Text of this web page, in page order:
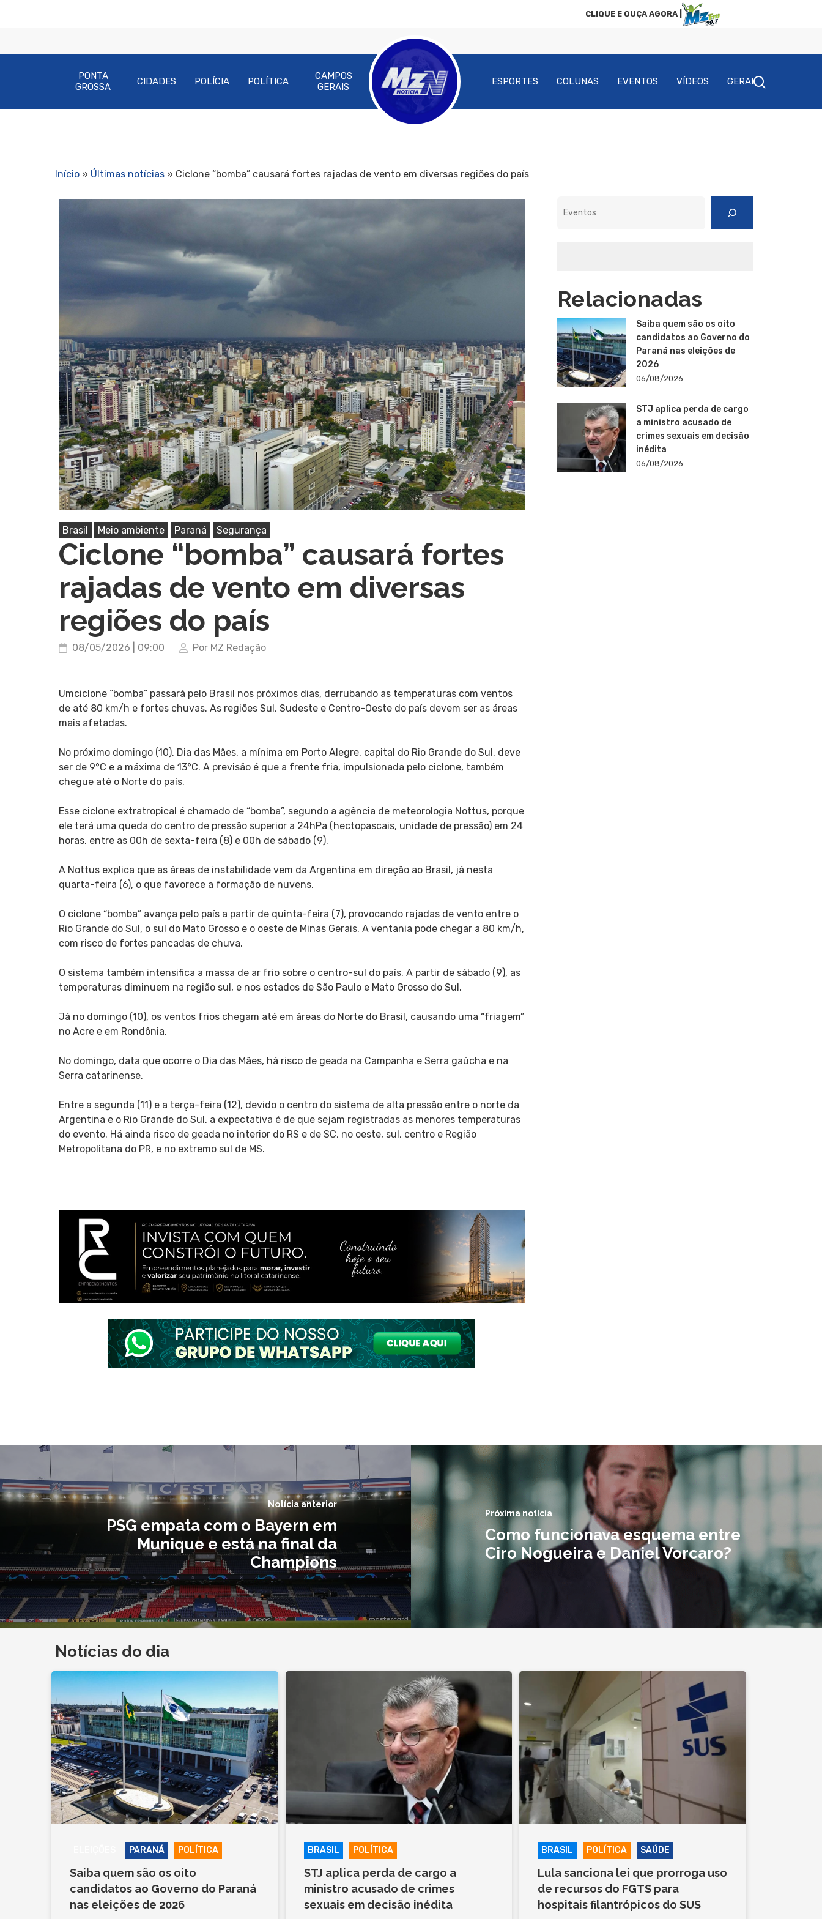
CLIQUE E OUÇA AGORA |
Pressione Enter para pesquisar ou ESC para fechar
PONTA
GROSSA
CIDADES POLÍCIA POLÍTICA
CAMPOS
GERAIS
ESPORTES COLUNAS EVENTOS VÍDEOS GERAL
Início » Últimas notícias » Ciclone “bomba” causará fortes rajadas de vento em diversas regiões do país
Brasil Meio ambiente Paraná Segurança
Ciclone “bomba” causará fortes
rajadas de vento em diversas
regiões do país
08/05/2026 | 09:00 Por MZ Redação
Umciclone “bomba” passará pelo Brasil nos próximos dias, derrubando as temperaturas com ventos
de até 80 km/h e fortes chuvas. As regiões Sul, Sudeste e Centro-Oeste do país devem ser as áreas
mais afetadas.
No próximo domingo (10), Dia das Mães, a mínima em Porto Alegre, capital do Rio Grande do Sul, deve
ser de 9°C e a máxima de 13°C. A previsão é que a frente fria, impulsionada pelo ciclone, também
chegue até o Norte do país.
Esse ciclone extratropical é chamado de “bomba”, segundo a agência de meteorologia Nottus, porque
ele terá uma queda do centro de pressão superior a 24hPa (hectopascais, unidade de pressão) em 24
horas, entre as 00h de sexta-feira (8) e 00h de sábado (9).
A Nottus explica que as áreas de instabilidade vem da Argentina em direção ao Brasil, já nesta
quarta-feira (6), o que favorece a formação de nuvens.
O ciclone “bomba” avança pelo país a partir de quinta-feira (7), provocando rajadas de vento entre o
Rio Grande do Sul, o sul do Mato Grosso e o oeste de Minas Gerais. A ventania pode chegar a 80 km/h,
com risco de fortes pancadas de chuva.
O sistema também intensifica a massa de ar frio sobre o centro-sul do país. A partir de sábado (9), as
temperaturas diminuem na região sul, e nos estados de São Paulo e Mato Grosso do Sul.
Já no domingo (10), os ventos frios chegam até em áreas do Norte do Brasil, causando uma “friagem”
no Acre e em Rondônia.
No domingo, data que ocorre o Dia das Mães, há risco de geada na Campanha e Serra gaúcha e na
Serra catarinense.
Entre a segunda (11) e a terça-feira (12), devido o centro do sistema de alta pressão entre o norte da
Argentina e o Rio Grande do Sul, a expectativa é de que sejam registradas as menores temperaturas
do evento. Há ainda risco de geada no interior do RS e de SC, no oeste, sul, centro e Região
Metropolitana do PR, e no extremo sul de MS.
Relacionadas
Saiba quem são os oito
candidatos ao Governo do
Paraná nas eleições de
2026
06/08/2026
STJ aplica perda de cargo
a ministro acusado de
crimes sexuais em decisão
inédita
06/08/2026
Notícia anterior
PSG empata com o Bayern em
Munique e está na final da
Champions
Próxima notícia
Como funcionava esquema entre
Ciro Nogueira e Daniel Vorcaro?
Notícias do dia
PARANÁ POLÍTICA
Saiba quem são os oito
candidatos ao Governo do Paraná
nas eleições de 2026
BRASIL POLÍTICA
STJ aplica perda de cargo a
ministro acusado de crimes
sexuais em decisão inédita
BRASIL POLÍTICA SAÚDE
Lula sanciona lei que prorroga uso
de recursos do FGTS para
hospitais filantrópicos do SUS